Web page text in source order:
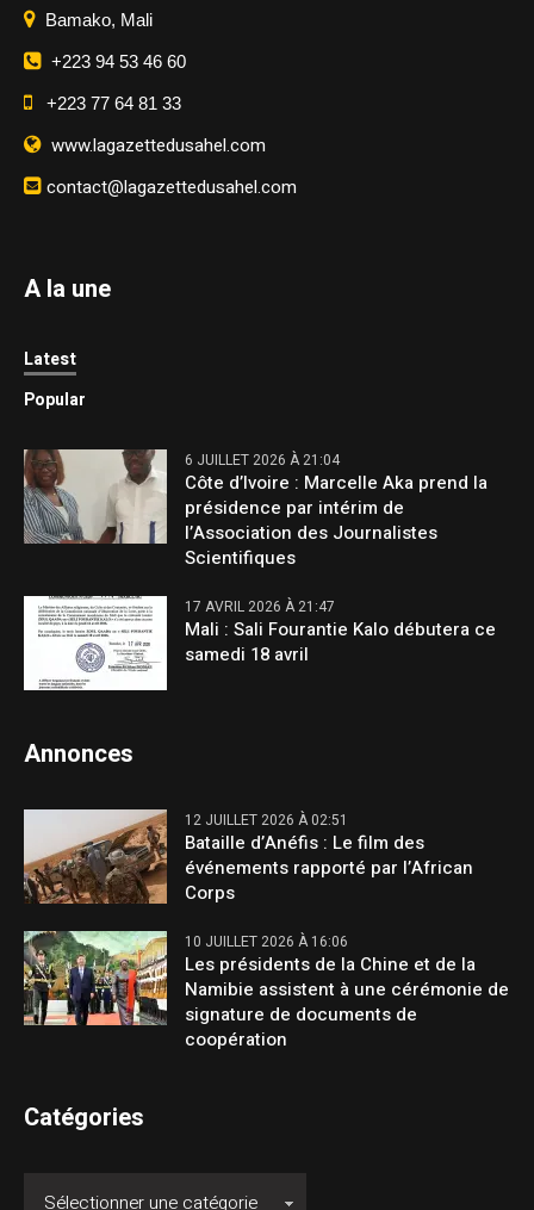
Bamako, Mali
+223 94 53 46 60
+223 77 64 81 33
www.lagazettedusahel.com
contact@lagazettedusahel.com
A la une
Latest
Popular
6 JUILLET 2026 À 21:04
Côte d’Ivoire : Marcelle Aka prend la
présidence par intérim de
l’Association des Journalistes
Scientifiques
17 AVRIL 2026 À 21:47
Mali : Sali Fourantie Kalo débutera ce
samedi 18 avril
Annonces
12 JUILLET 2026 À 02:51
Bataille d’Anéfis : Le film des
événements rapporté par l’African
Corps
10 JUILLET 2026 À 16:06
Les présidents de la Chine et de la
Namibie assistent à une cérémonie de
signature de documents de
coopération
Catégories